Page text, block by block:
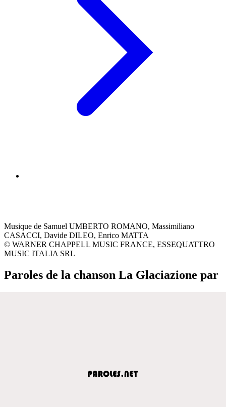
Musique de Samuel UMBERTO ROMANO, Massimiliano
CASACCI, Davide DILEO, Enrico MATTA
© WARNER CHAPPELL MUSIC FRANCE, ESSEQUATTRO
MUSIC ITALIA SRL
Paroles de la chanson La Glaciazione par